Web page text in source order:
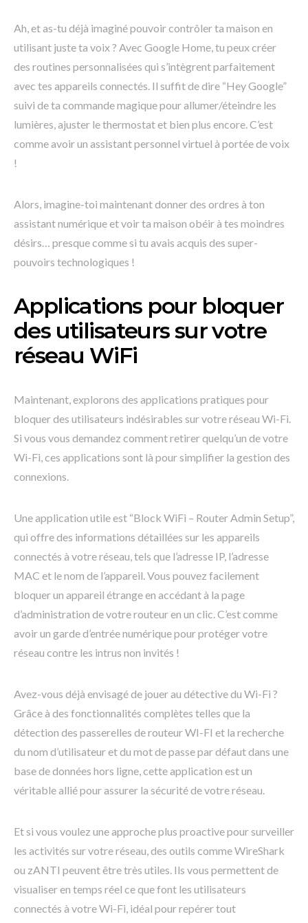
Ah, et as-tu déjà imaginé pouvoir contrôler ta maison en
utilisant juste ta voix ? Avec Google Home, tu peux créer
des routines personnalisées qui s’intègrent parfaitement
avec tes appareils connectés. Il suffit de dire “Hey Google”
suivi de ta commande magique pour allumer/éteindre les
lumières, ajuster le thermostat et bien plus encore. C’est
comme avoir un assistant personnel virtuel à portée de voix
!
Alors, imagine-toi maintenant donner des ordres à ton
assistant numérique et voir ta maison obéir à tes moindres
désirs… presque comme si tu avais acquis des super-
pouvoirs technologiques !
Applications pour bloquer
des utilisateurs sur votre
réseau WiFi
Maintenant, explorons des applications pratiques pour
bloquer des utilisateurs indésirables sur votre réseau Wi-Fi.
Si vous vous demandez comment retirer quelqu’un de votre
Wi-Fi, ces applications sont là pour simplifier la gestion des
connexions.
Une application utile est “Block WiFi – Router Admin Setup”,
qui offre des informations détaillées sur les appareils
connectés à votre réseau, tels que l’adresse IP, l’adresse
MAC et le nom de l’appareil. Vous pouvez facilement
bloquer un appareil étrange en accédant à la page
d’administration de votre routeur en un clic. C’est comme
avoir un garde d’entrée numérique pour protéger votre
réseau contre les intrus non invités !
Avez-vous déjà envisagé de jouer au détective du Wi-Fi ?
Grâce à des fonctionnalités complètes telles que la
détection des passerelles de routeur WI-FI et la recherche
du nom d’utilisateur et du mot de passe par défaut dans une
base de données hors ligne, cette application est un
véritable allié pour assurer la sécurité de votre réseau.
Et si vous voulez une approche plus proactive pour surveiller
les activités sur votre réseau, des outils comme WireShark
ou zANTI peuvent être très utiles. Ils vous permettent de
visualiser en temps réel ce que font les utilisateurs
connectés à votre Wi-Fi, idéal pour repérer tout